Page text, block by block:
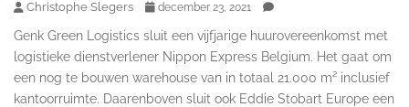
Christophe Slegers december 23, 2021
Genk Green Logistics sluit een vijfjarige huurovereenkomst met
logistieke dienstverlener Nippon Express Belgium. Het gaat om
een nog te bouwen warehouse van in totaal 21.000 m² inclusief
kantoorruimte. Daarenboven sluit ook Eddie Stobart Europe een